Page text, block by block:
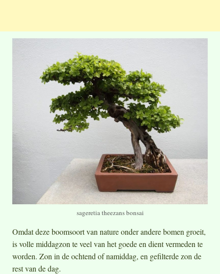
sageretia theezans bonsai
Omdat deze boomsoort van nature onder andere bomen groeit,
is volle middagzon te veel van het goede en dient vermeden te
worden. Zon in de ochtend of namiddag, en gefilterde zon de
rest van de dag.